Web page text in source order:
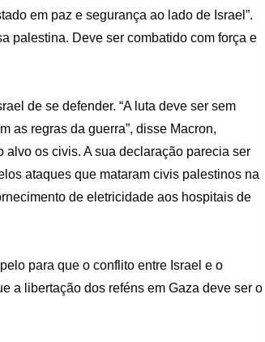
em paz e segurança ao lado de Israel”.
palestina. Deve ser combatido com força e
de se defender. “A luta deve ser sem
as regras da guerra”, disse Macron,
os civis. A sua declaração parecia ser
ataques que mataram civis palestinos na
de eletricidade aos hospitais de
para que o conflito entre Israel e o
a libertação dos reféns em Gaza deve ser o